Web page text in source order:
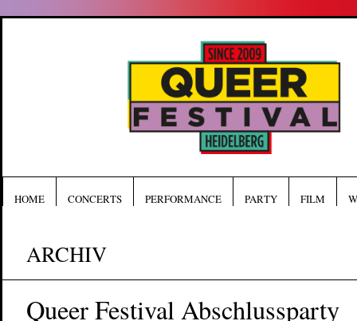
HOME CONCERTS PERFORMANCE PARTY FILM
ARCHIV
Queer Festival Abschlussparty